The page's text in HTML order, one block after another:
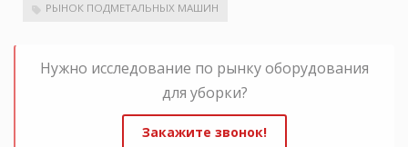
РЫНОК ПОДМЕТАЛЬНЫХ МАШИН
Нужно исследование по рынку оборудования
для уборки?
Закажите звонок!